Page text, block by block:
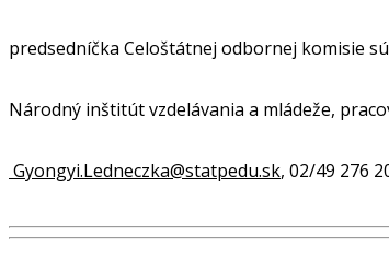
predsedníčka Celoštátnej odbornej komisie
Národný inštitút vzdelávania a mládeže,
Gyongyi.Ledneczka@statpedu.sk, 02/49 276